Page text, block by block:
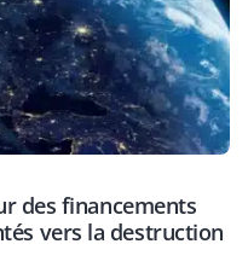
des financements
vers la destruction